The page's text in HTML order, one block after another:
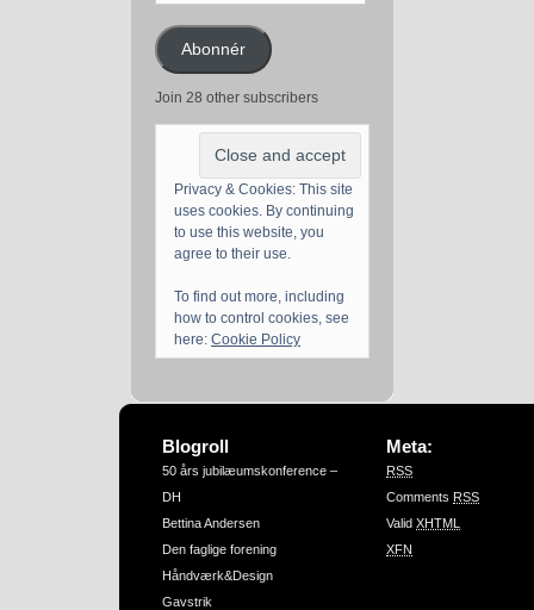
adresseAbonnér
Join 28 other subscribers
Privacy & Cookies: This site
uses cookies. By continuing
to use this website, you
agree to their use.
To find out more, including
how to control cookies, see
here: Cookie Policy
Blogroll
50 års jubilæumskonference –
DH
Bettina Andersen
Den faglige forening
Håndværk&Design
Gavstrik
Meta:
RSS
Comments RSS
Valid XHTML
XFN